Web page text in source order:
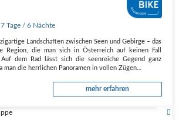
,7 Tage / 6 Nächte
Landschaften zwischen Seen und Gebirge – das
Region, die man sich in Österreich auf keinen Fall
dem Rad lässt sich die seenreiche Gegend ganz
man die herrlichen Panoramen in vollen Zügen…
mehr erfahren